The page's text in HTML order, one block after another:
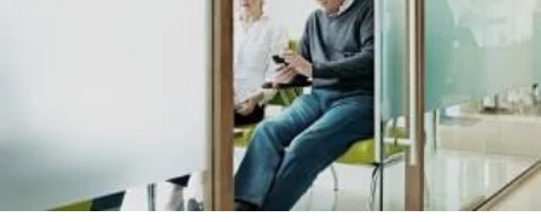
I gården bag bygningen er der betalingsparkering i maks.
Det er muligt at parkere gratis på nogle af de
omkringliggende veje i 2 timer.